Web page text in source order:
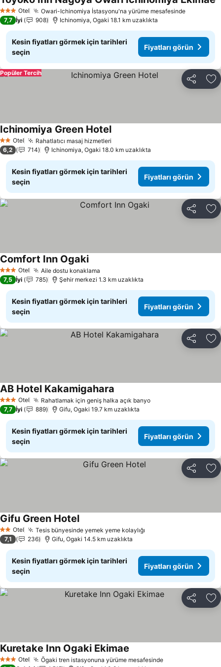
3 YıldızOtel Owari-Ichinomiya İstasyonu'na yürüme mesafesindeFiyatları
7,7 İyi 908 Ichinomiya, Ogaki 18.1 km uzaklıkta
Kesin fiyatları görmek için tarihleri
seçin
Fiyatları görün
Paylaş
Popüler Tercih
2 Yıldız
Otel Rahatlatıcı masaj hizmetleri
Ichinomiya Green HotelFiyatları görün
6,2 714 Ichinomiya, Ogaki 18.0 km uzaklıkta
Kesin fiyatları görmek için tarihleri
seçin
Fiyatları görün
Paylaş
3 YıldızOtel Aile dostu konaklama
Comfort Inn OgakiFiyatları görün
7,5 İyi 785 Şehir merkezi 1.3 km uzaklıkta
Kesin fiyatları görmek için tarihleri
seçin
Fiyatları görün
Paylaş
3 YıldızOtel Rahatlamak için geniş halka açık banyoFiyatları görün
AB Hotel Kakamigahara
7,7 İyi 889 Gifu, Ogaki 19.7 km uzaklıkta
Kesin fiyatları görmek için tarihleri
seçin
Fiyatları görün
Paylaş
2 Yıldız
Otel Tesis bünyesinde yemek yeme kolaylığı
Gifu Green HotelFiyatları görün
7,1 236 Gifu, Ogaki 14.5 km uzaklıkta
Kesin fiyatları görmek için tarihleri
seçin
Fiyatları görün
Paylaş
3 YıldızOtel Ōgaki tren istasyonuna yürüme mesafesindeFiyatları görün
Kuretake Inn Ogaki Ekimae